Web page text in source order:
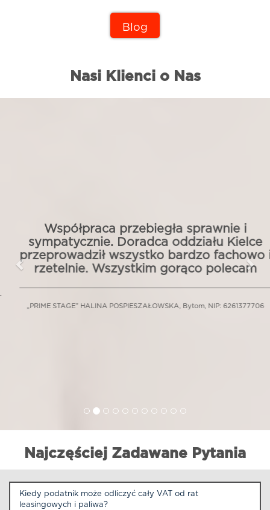
Zadłużenie w BIK, wpis do KRD, przeterminowane
zobowiązania – dla wielu przedsiębiorców to wyrok skazujący
na finansowanie firmowej floty. Tymczasem rynek leasingowy w
BIK istnieje i jest w pełni legalny. W tym artykule pokazujemy,
Blog
Nasi Klienci o Nas
Współpraca przebiegła sprawnie i
sympatycznie. Doradca oddziału Kielce
przeprowadził wszystko bardzo fachowo i
rzetelnie. Wszystkim gorąco polecam
„PRIME STAGE” HALINA POSPIESZAŁOWSKA, Bytom, NIP: 6261377706
Najczęściej Zadawane Pytania
Kiedy podatnik może odliczyć cały VAT od rat
leasingowych i paliwa?